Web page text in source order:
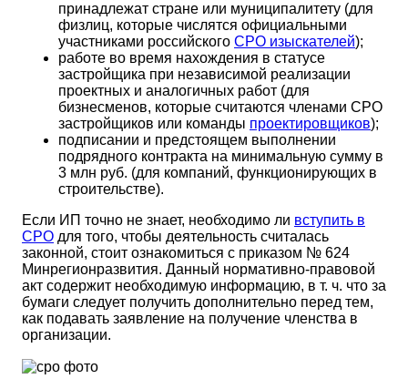
принадлежат стране или муниципалитету (для
физлиц, которые числятся официальными
участниками российского СРО изыскателей);
работе во время нахождения в статусе
застройщика при независимой реализации
проектных и аналогичных работ (для
бизнесменов, которые считаются членами СРО
застройщиков или команды проектировщиков);
подписании и предстоящем выполнении
подрядного контракта на минимальную сумму в
3 млн руб. (для компаний, функционирующих в
строительстве).
Если ИП точно не знает, необходимо ли вступить в
СРО для того, чтобы деятельность считалась
законной, стоит ознакомиться с приказом № 624
Минрегионразвития. Данный нормативно-правовой
акт содержит необходимую информацию, в т. ч. что за
бумаги следует получить дополнительно перед тем,
как подавать заявление на получение членства в
организации.